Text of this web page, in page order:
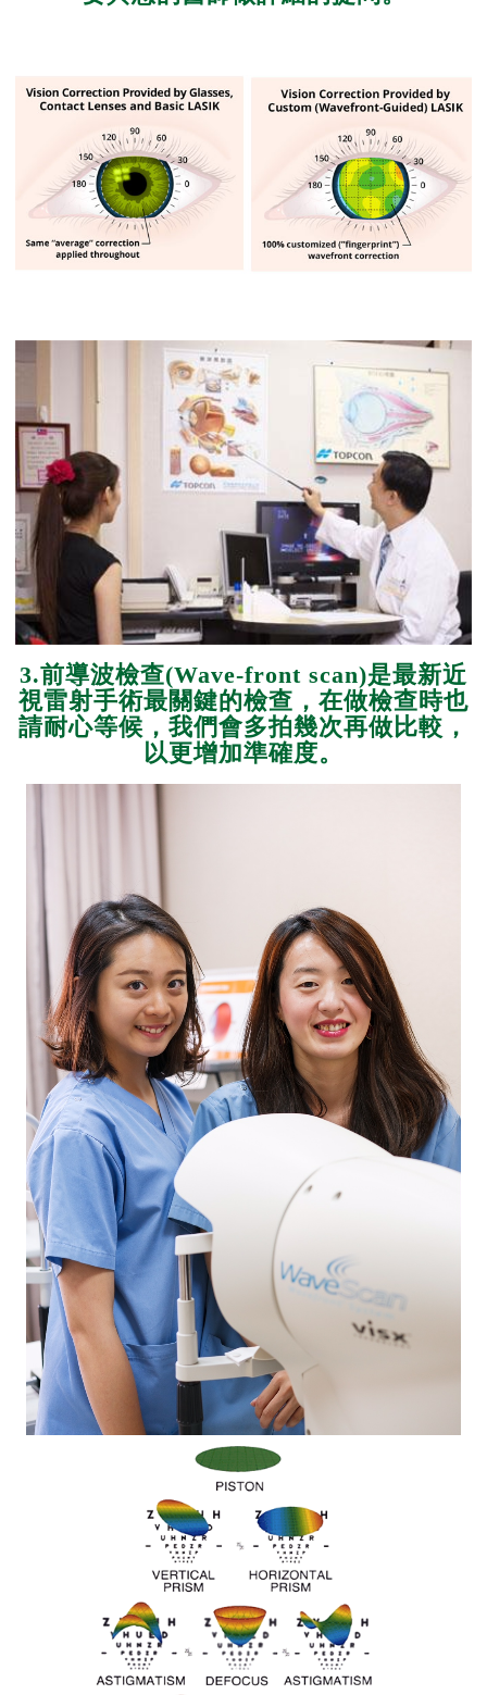
3.前導波檢查(Wave-front scan)是最新近
視雷射手術最關鍵的檢查，在做檢查時也
請耐心等候，我們會多拍幾次再做比較，
以更增加準確度。